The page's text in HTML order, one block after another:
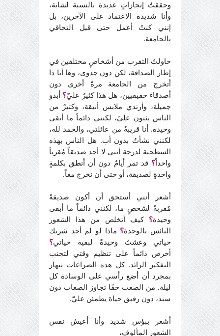
وحققتُ إنجازاتٍ عديدة بالنسبة لشابة،
وأنا شديدة الاعتماد على الآخرين، بل
إنني كنتُ أعمل حتى قبل التحاقي
بالجامعة.
حاولتُ التقرب من أشخاصٍ مختلفين في
إطار الصداقة، لكن دون جدوى، وها أنا ذا
أتخرج من الجامعة مرةً أخرى دون
أصدقاء حقيقيين، هل هذا كثيرٌ عليّ؟ أبدو
جميلة، وأرتدي ملابس أنيقة، وكثيرٌ من
الناس يثنون عليّ، لكنني دائماً ما أبقى
وحيدة. أنا قريبةٌ من عائلتي، والحمد لله،
لكنني نشأتُ بدون أب. هل الناس بهذه
السطحية لدرجة أنني لا أجد صديقاً مُقرباً
واحداً ؟ قد تمر أيامٌ دون أن أنطق بكلمةٍ
واحدةٍ لصديقة، أو حتى أن نخرج معاً.
أشعر أنني أستحق أن أكون صديقةً
مُقربةً لشخصٍ ما، لكنني دائماً ما أبقى
وحيدة؟ كيف أتخلص من هذا الشعور
البائس بالوحدة؟ ماذا لو لم أجد شريك
حياتي وعشتُ وحيدةً لبقية حياتي؟
أحرص دائماً على تنظيم وقتي لتجنب
التفكير الزائد. كل هذه الصراعات تنهار
بمجرد أن أضع رأسي على الوسادة كل
ليلة. من الصعب حقًا تجاوز الصعاب دون
سند، دون رفيق حياة يطمئن عليّ.
أشعر ببؤس شديد وأنا أعيش نفس
الشعور المألوف،